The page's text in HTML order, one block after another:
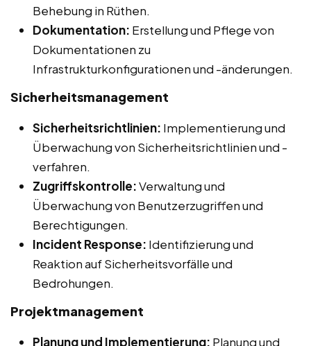
Behebung in Rüthen.
Dokumentation: Erstellung und Pflege von
Dokumentationen zu
Infrastrukturkonfigurationen und -änderungen.
Sicherheitsmanagement
Sicherheitsrichtlinien: Implementierung und
Überwachung von Sicherheitsrichtlinien und -
verfahren.
Zugriffskontrolle:Verwaltung und
Überwachung von Benutzerzugriffen und
Berechtigungen.
Incident Response: Identifizierung und
Reaktion auf Sicherheitsvorfälle und
Bedrohungen.
Projektmanagement
Planung und Implementierung: Planung und